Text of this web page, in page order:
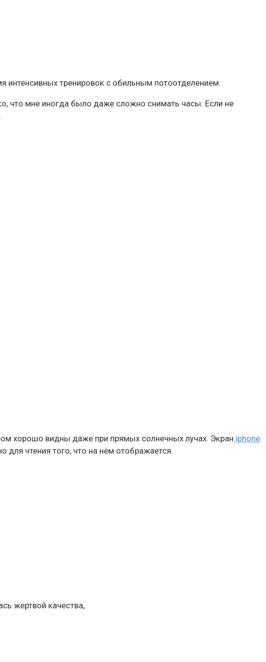
тренировок с обильным потоотделением.
что мне иногда было даже сложно снимать часы. Если не
хорошо видны даже при прямых солнечных лучах. Экран iphone
для чтения того, что на нём отображается.
жертвой качества,